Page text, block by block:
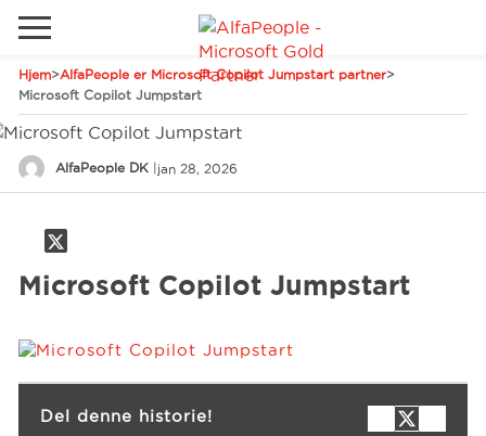
Hjem>AlfaPeople er Microsoft Copilot Jumpstart partner>
Microsoft Copilot Jumpstart
AlfaPeople DK | jan 28, 2026
Microsoft Copilot Jumpstart
Del denne historie!
Services
Ring Email
Gå til det lokale websted
Global
Canada
Tyskland